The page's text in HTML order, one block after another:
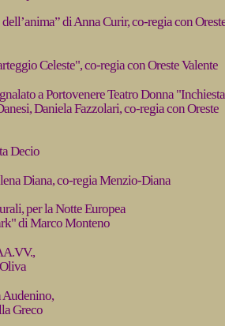
di Anna Curir, co-regia con
Celeste", co-regia con Oreste Valente
a Portovenere Teatro Donna "Inchiesta
Daniela Fazzolari, co-regia con Oreste
Decio
Diana, co-regia Menzio-Diana
per la Notte Europea
di Marco Monteno
Audenino,
Greco